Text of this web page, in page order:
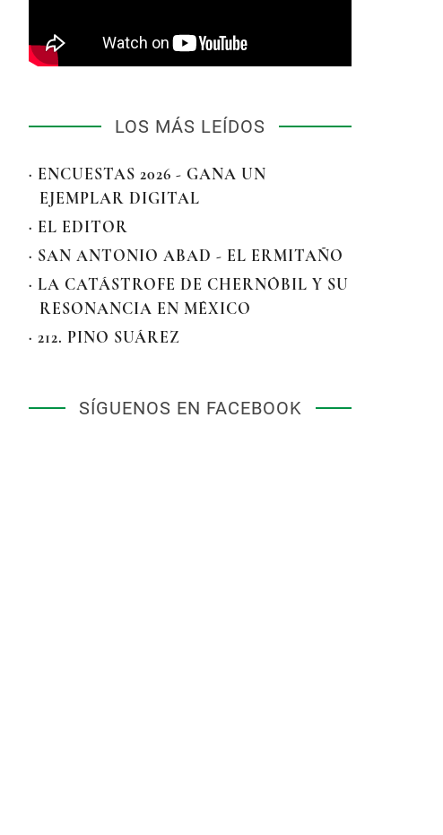
LOS MÁS LEÍDOS
· ENCUESTAS 2026 - GANA UN
EJEMPLAR DIGITAL
· EL EDITOR
· SAN ANTONIO ABAD - EL ERMITAÑO
· LA CATÁSTROFE DE CHERNÓBIL Y SU
RESONANCIA EN MÉXICO
· 212. PINO SUÁREZ
SÍGUENOS EN FACEBOOK